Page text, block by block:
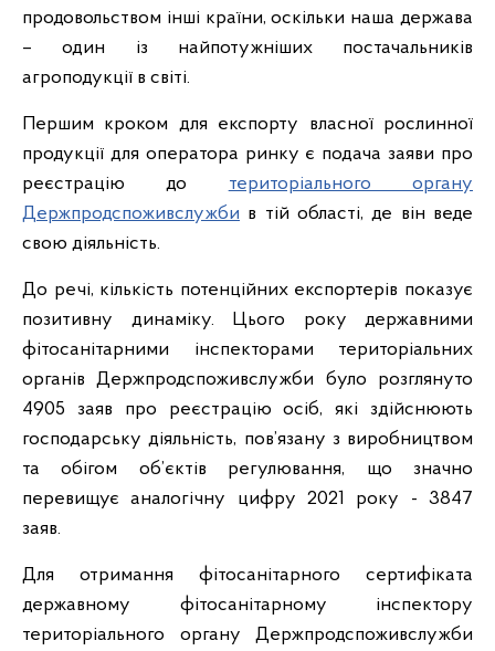
продовольством інші країни, оскільки наша держава
– один із найпотужніших постачальників
агроподукції в світі.
Першим кроком для експорту власної рослинної
продукції для оператора ринку є подача заяви про
реєстрацію до територіального органу
Держпродспоживслужби в тій області, де він веде
свою діяльність.
До речі, кількість потенційних експортерів показує
позитивну динаміку. Цього року державними
фітосанітарними інспекторами територіальних
органів Держпродспоживслужби було розглянуто
4905 заяв про реєстрацію осіб, які здійснюють
господарську діяльність, пов’язану з виробництвом
та обігом об’єктів регулювання, що значно
перевищує аналогічну цифру 2021 року - 3847
заяв.
Для отримання фітосанітарного сертифіката
державному фітосанітарному інспектору
територіального органу Держпродспоживслужби